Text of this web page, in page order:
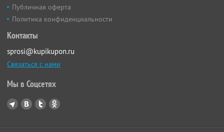
Публичная оферта
Политика конфиденциальности
Контакты
sprosi@kupikupon.ru
Связаться с нами
Мы в Соцсетях